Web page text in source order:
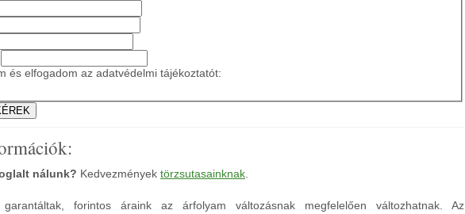
és elfogadom az adatvédelmi tájékoztatót:
nálunk? Kedvezmények törzsutasainknak.
forintos áraink az árfolyam változásnak megfelelően változhatnak. Az